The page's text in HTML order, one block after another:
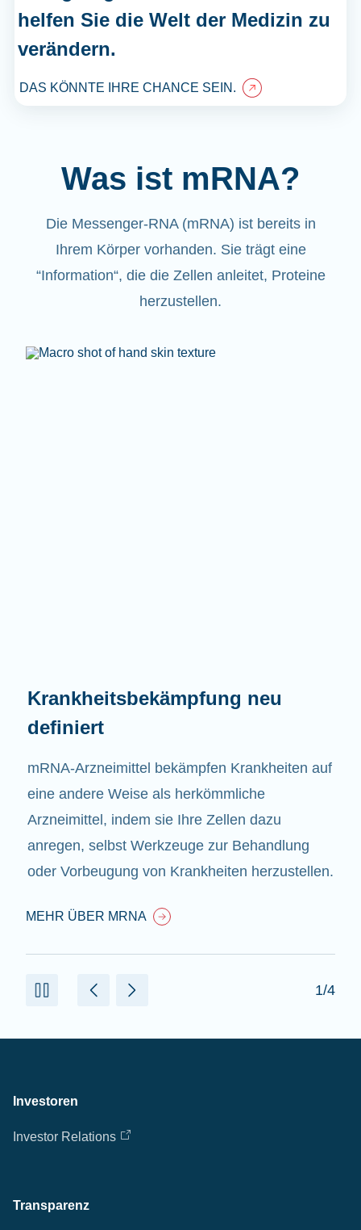
helfen Sie die Welt der Medizin zu
verändern.
DAS KÖNNTE IHRE CHANCE SEIN.
Was ist mRNA?
Die Messenger-RNA (mRNA) ist bereits in
Ihrem Körper vorhanden. Sie trägt eine
“Information“, die die Zellen anleitet, Proteine
herzustellen.
Krankheitsbekämpfung neu
definiert
mRNA-Arzneimittel bekämpfen Krankheiten auf
eine andere Weise als herkömmliche
Arzneimittel, indem sie Ihre Zellen dazu
anregen, selbst Werkzeuge zur Behandlung
oder Vorbeugung von Krankheiten herzustellen.
MEHR ÜBER MRNA
1/4
Investoren
Investor Relations
Transparenz